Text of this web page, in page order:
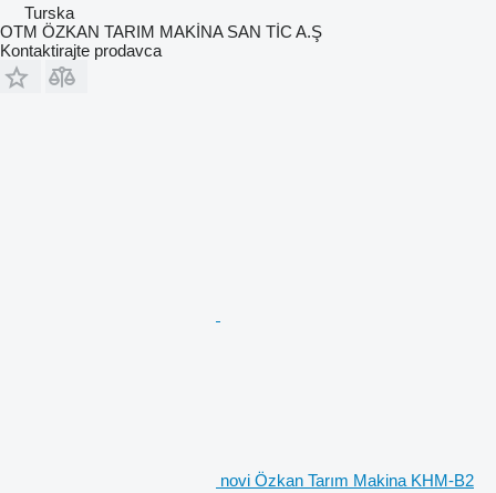
Turska
OTM ÖZKAN TARIM MAKİNA SAN TİC A.Ş
Kontaktirajte prodavca
novi Özkan Tarım Makina KHM-B2